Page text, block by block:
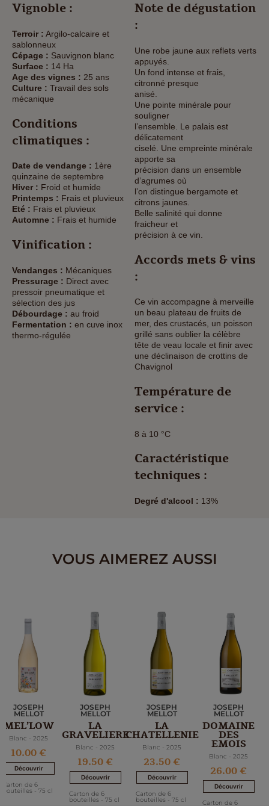
Vignoble :
Terroir : Argilo-calcaire et
sablonneux
Cépage : Sauvignon blanc
Surface : 14 Ha
Age des vignes : 25 ans
Culture : Travail des sols
mécanique
Conditions
climatiques :
Date de vendange : 1ère
quinzaine de septembre
Hiver : Froid et humide
Printemps : Frais et pluvieux
Eté : Frais et pluvieux
Automne : Frais et humide
Vinification :
Vendanges : Mécaniques
Pressurage : Direct avec
pressoir pneumatique et
sélection des jus
Débourdage : au froid
Fermentation : en cuve inox
thermo-régulée
Note de dégustation
:
Une robe jaune aux reflets verts
appuyés.
Un fond intense et frais,
citronné presque
anisé.
Une pointe minérale pour
souligner
l’ensemble. Le palais est
délicatement
ciselé. Une empreinte minérale
apporte sa
précision dans un ensemble
d’agrumes où
l’on distingue bergamote et
citrons jaunes.
Belle salinité qui donne
fraicheur et
précision à ce vin.
Accords mets & vins
:
Ce vin accompagne à merveille
un beau plateau de fruits de
mer, des crustacés, un poisson
grillé sans oublier la célèbre
tête de veau locale et finir avec
une déclinaison de crottins de
Chavignol
Température de
service :
8 à 10 °C
Caractéristique
techniques :
Degré d'alcool : 13%
VOUS AIMEREZ AUSSI
JOSEPH
MELLOT
MEL’LOW
Blanc - 2025
10.00 €
Découvrir
Carton de 6
bouteilles - 75 cl
JOSEPH
MELLOT
LA
GRAVELIERE
Blanc - 2025
19.50 €
Découvrir
Carton de 6
bouteilles - 75 cl
JOSEPH
MELLOT
LA
CHATELLENIE
Blanc - 2025
23.50 €
Découvrir
Carton de 6
bouteilles - 75 cl
JOSEPH
MELLOT
DOMAINE
DES
EMOIS
Blanc - 2025
26.00 €
Découvrir
Carton de 6